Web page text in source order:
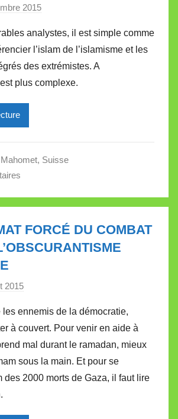
e
2015
r
M
i
r
e
l
t
analystes, il est simple comme
l’islam de l’islamisme et les
des extrémistes. A
plus complexe.
Mahomet, Suisse
FORCÉ DU COMBAT
2015
r
M
i
r
e
les ennemis de la démocratie,
à couvert. Pour venir en aide à
mal durant le ramadan, mieux
sous la main. Et pour se
des 2000 morts de Gaza, il faut lire